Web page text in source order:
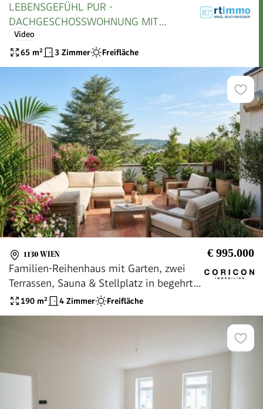
LEBENSGEFÜHL PUR -
DACHGESCHOSSWOHNUNG MIT
GROSSZÜGIGEN TERRASSEN IM GRÜNEN
UND 2 GARAGENSTELLPLÄTZEN
Video
65 m² 3 Zimmer Freifläche
1130 WIEN € 995.000
Familien-Reihenhaus mit Garten, zwei
Terrassen, Sauna & Stellplatz in begehrter
Grünlage des 13. Bezirks
190 m² 4 Zimmer Freifläche